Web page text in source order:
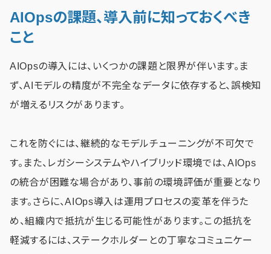
AIOpsの課題、導入前に知っておくべき
こと
AIOpsの導入には、いくつかの課題と限界が伴います。ま
ず、AIモデルの精度が不完全なデータに依存すると、誤検知
が増えるリスクがあります。
これを防ぐには、継続的なモデルチューニングが不可欠で
す。また、レガシーシステムやハイブリッド環境では、AIOps
の統合が困難な場合があり、事前の環境評価が重要となり
ます。さらに、AIOps導入は運用プロセスの変革を伴うた
め、組織内で抵抗が生じる可能性があります。この抵抗を
軽減するには、ステークホルダーとの丁寧なコミュニケー